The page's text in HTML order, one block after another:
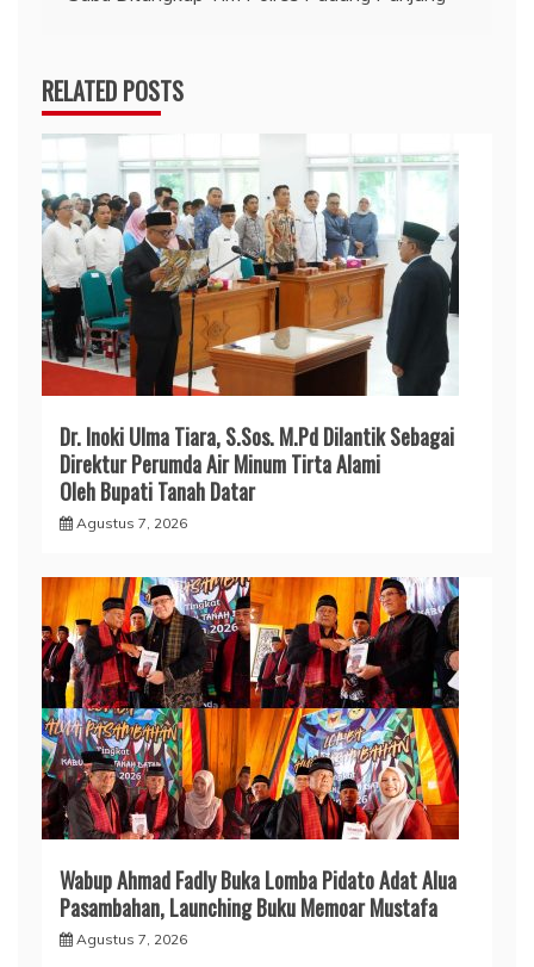
RELATED POSTS
Dr. Inoki Ulma Tiara, S.Sos. M.Pd Dilantik Sebagai
Direktur Perumda Air Minum Tirta Alami
Oleh Bupati Tanah Datar
Agustus 7, 2026
Wabup Ahmad Fadly Buka Lomba Pidato Adat Alua
Pasambahan, Launching Buku Memoar Mustafa
Agustus 7, 2026